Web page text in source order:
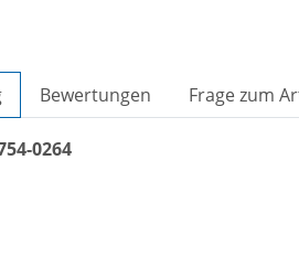
Bewertungen Frage zum
0264